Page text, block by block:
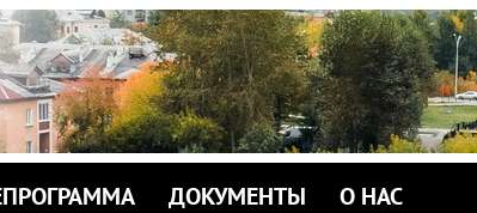
ДОКУМЕНТЫ О НАС